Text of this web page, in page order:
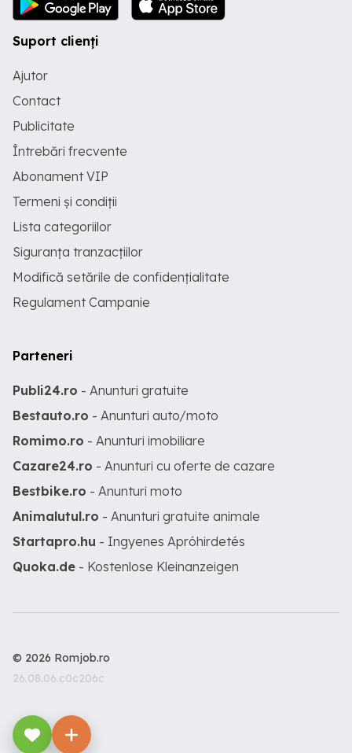
Suport clienți
Ajutor
Contact
Publicitate
Întrebări frecvente
Abonament VIP
Termeni și condiții
Lista categoriilor
Siguranța tranzacțiilor
Modifică setările de confidențialitate
Regulament Campanie
Parteneri
Publi24.ro - Anunturi gratuite
Bestauto.ro - Anunturi auto/moto
Romimo.ro - Anunturi imobiliare
Cazare24.ro - Anunturi cu oferte de cazare
Bestbike.ro - Anunturi moto
Animalutul.ro - Anunturi gratuite animale
Startapro.hu - Ingyenes Apróhirdetés
Quoka.de - Kostenlose Kleinanzeigen
© 2026 Romjob.ro
26.08.06.c0c206c